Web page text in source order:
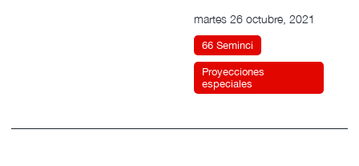
martes 26 octubre, 2021
66 Seminci
Proyecciones
especiales